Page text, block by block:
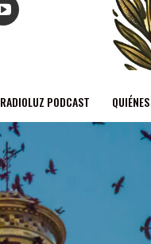
RADIOLUZ PODCAST